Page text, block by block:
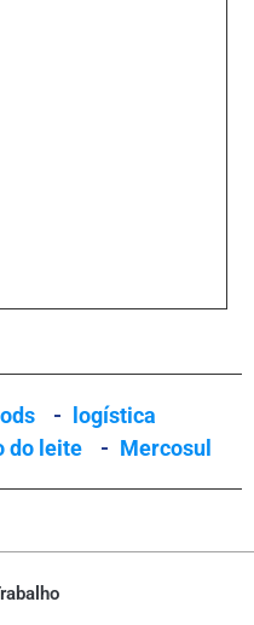
-
logística
do leite - Mercosul